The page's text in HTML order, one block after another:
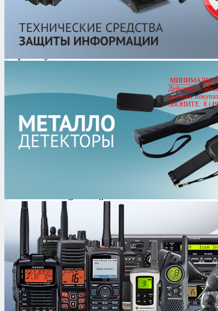
VNG-006D
Кол-во
оценка (0 голосов)
Действует
для всех
ЗВОНИТЕ: 8
Генератор
помещений путём создания
виброакустических и
диапазоне частот. Устройство
негласного съёма речевой
технические коммуникации и
помещений.